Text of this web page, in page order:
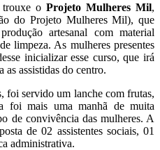
trouxe oProjeto Mulheres Mil,
do Projeto Mulheres Mil), que
artesanal com material
limpeza. As mulheres presentes
inicializar esse curso, que irá
as assistidas do centro.
foi servido um lanche com frutas,
foi mais uma manhã de muita
de convivência das mulheres. A
de 02 assistentes sociais, 01
administrativa.